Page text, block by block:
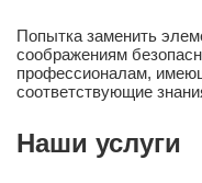
Попытка заменить
соображениям
профессионалам,
соответствующие
Наши услуги